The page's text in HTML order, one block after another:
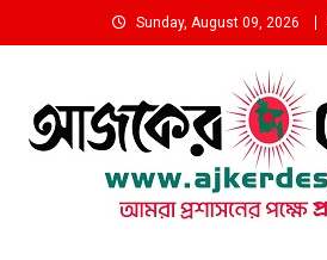
to
Sunday, August 09, 2026